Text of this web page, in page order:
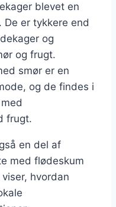
blevet en
er tykkere end
og
og frugt.
smør er en
og de findes i
frugt.
en del af
med flødeskum
hvordan